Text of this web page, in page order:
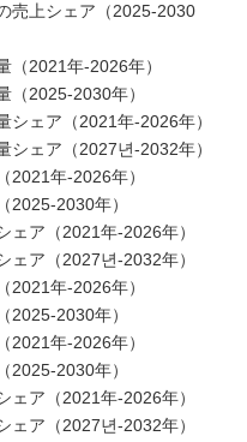
売上シェア（2025-2030
（2021年-2026年）
（2025-2030年）
シェア（2021年-2026年）
シェア（2027년-2032年）
2021年-2026年）
2025-2030年）
ェア（2021年-2026年）
ェア（2027년-2032年）
2021年-2026年）
2025-2030年）
2021年-2026年）
2025-2030年）
ェア（2021年-2026年）
ェア（2027년-2032年）